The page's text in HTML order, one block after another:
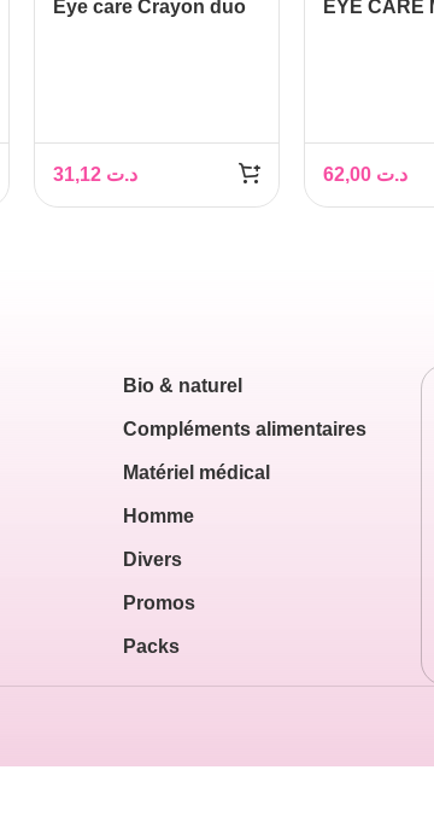
Eye care Crayon duo
د.ت
EYE CARE
د.ت
Bio & naturel
Compléments alimentaires
Matériel médical
Homme
Divers
Promos
Packs